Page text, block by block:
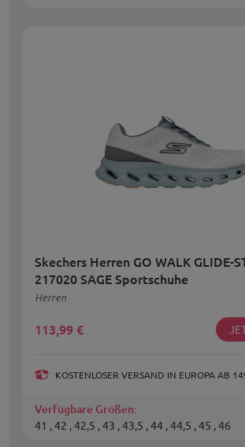
Skechers Herren GO WALK GLIDE-
217020 SAGE Sportschuhe
Herren
113,99 €
KOSTENLOSER VERSAND IN EUROPA AB
Verfügbare Größen:
41 , 42 , 42,5 , 43 , 43,5 , 44 , 44,5 , 45 , 46